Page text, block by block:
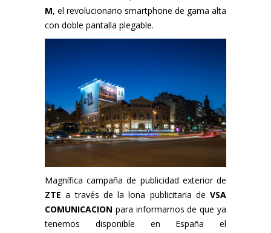
M, el revolucionario smartphone de gama alta
con doble pantalla plegable.
Magnífica campaña de publicidad exterior de
ZTE a través de la lona publicitaria de VSA
COMUNICACION para informarnos de que ya
tenemos disponible en España el